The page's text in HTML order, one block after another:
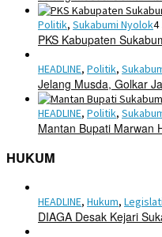
Politik, Sukabumi Nyolok4
PKS Kabupaten
HEADLINE, Politik,
Jelang Musda, Golkar
HEADLINE, Politik,
Mantan Bupati Marwan
HUKUM
HEADLINE, Hukum,
DIAGA Desak Kejari